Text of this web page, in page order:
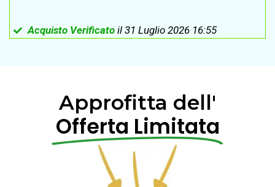
Acquisto Verificatoil 31 Luglio 2026 16:55
Approfitta dell'
Offerta Limitata